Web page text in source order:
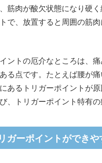
筋肉が酸欠状態になり硬
で、放置すると周囲の筋
ントの厄介なところは、
る点です。たとえば腰が
あるトリガーポイントが
、トリガーポイント特有の
ガーポイントができや